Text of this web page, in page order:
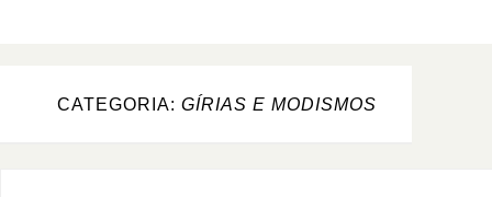
CATEGORIA: GÍRIAS E MODISMOS